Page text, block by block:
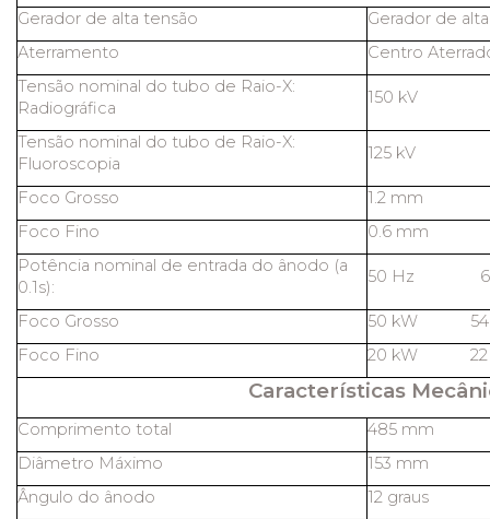
Gerador de alta tensão
Gerador de
Aterramento
Centro
Tensão nominal do tubo de Raio-X:
Radiográfica
150 kV
Tensão nominal do tubo de Raio-X:
Fluoroscopia
125 kV
Foco Grosso
1.2 mm
Foco Fino
0.6 mm
Potência nominal de entrada do ânodo (a
0.1s):
50 Hz 60
Foco Grosso
50 kW 54
Foco Fino
20 kW 22
Características
Comprimento total
485 mm
Diâmetro Máximo
153 mm
Ângulo do ânodo
12 graus